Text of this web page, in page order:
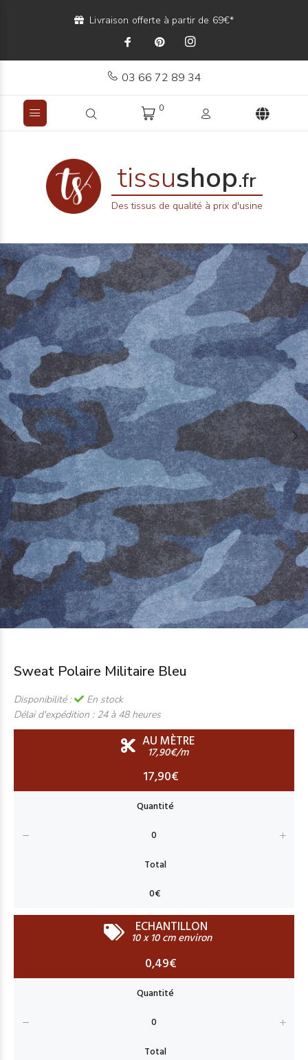
Livraison offerte à partir de 69€*
03 66 72 89 34
0
tissushop.fr
Des tissus de qualité à prix d'usine
Sweat Polaire Militaire Bleu
Disponibilité :
En stock
Délai d'expédition : 24 à 48 heures
AU MÈTRE
17,90€/m
17,90€
ECHANTILLON
10 x 10 cm environ
0,49€